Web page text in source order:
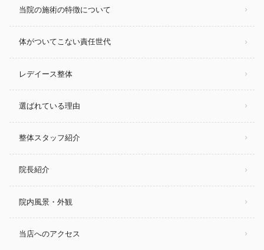
当院の施術の特徴について
体がついてこない責任世代
レデイース整体
選ばれている理由
整体スタッフ紹介
院長紹介
院内風景・外観
当店へのアクセス